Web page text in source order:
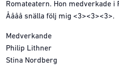
Romateatern. Hon medverkade
Åååå snälla följ mig <3><3><3>.
Medverkande
Philip Lithner
Stina Nordberg